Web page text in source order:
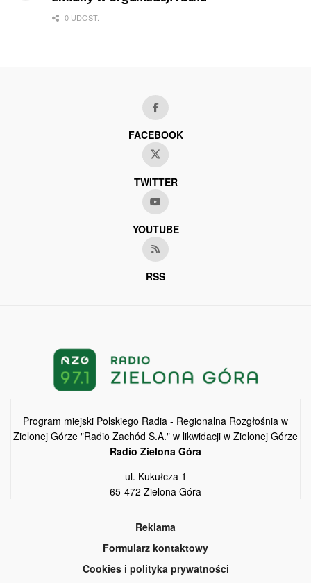
0 UDOST.
FACEBOOK
TWITTER
YOUTUBE
RSS
Program miejski Polskiego Radia - Regionalna Rozgłośnia w
Zielonej Górze "Radio Zachód S.A." w likwidacji w Zielonej Górze
Radio Zielona Góra
ul. Kukułcza 1
65-472 Zielona Góra
Reklama
Formularz kontaktowy
Cookies i polityka prywatności